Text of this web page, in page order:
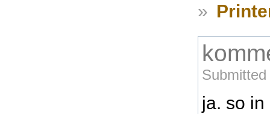
»
ja. so